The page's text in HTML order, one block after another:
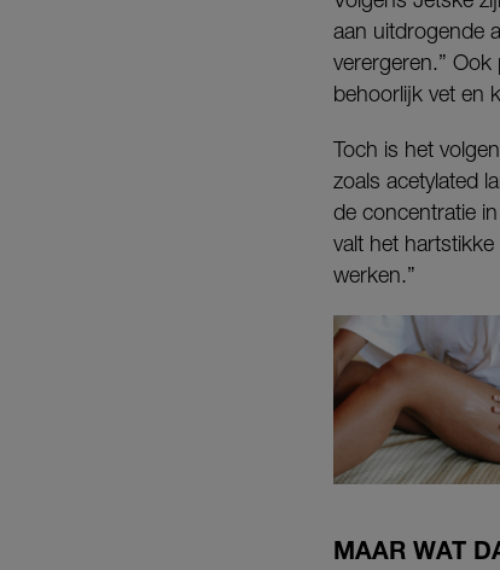
aan uitdrogende
verergeren.”
behoorlijk vet en
Toch is het
zoals acetylated
de concentratie
valt het
werken.”
MAAR WAT